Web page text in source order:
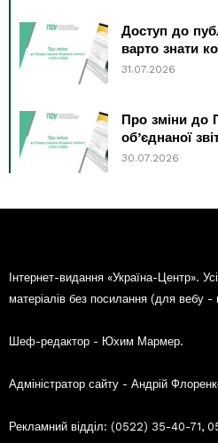
Доступ до
варто знати
31.07.2026
Про зміни до
об’єднаної
30.07.2026
Інтернет-видання «Україна-Центр».
матеріалів без посилання (для вебу -
Шеф-редактор - Юхим Мармер.
Адміністратор сайту - Андрій
Рекламний відділ: (0522) 35-40-71,